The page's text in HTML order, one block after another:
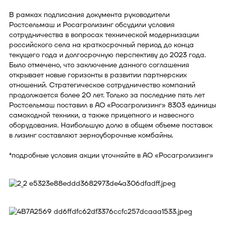
В рамках подписания документа руководители
Ростсельмаш и Росагролизинг обсудили условия
сотрудничества в вопросах технической модернизации
российского села на краткосрочный период до конца
текущего года и долгосрочную перспективу до 2023 года.
Было отмечено, что заключение данного соглашения
открывает новые горизонты в развитии партнерских
отношений. Стратегическое сотрудничество компаний
продолжается более 20 лет. Только за последние пять лет
Ростсельмаш поставил в АО «Росагролизинг» 8303 единицы
самоходной техники, а также прицепного и навесного
оборудования. Наибольшую долю в общем объеме поставок
в лизинг составляют зерноуборочные комбайны.
*подробные условия акции уточняйте в АО «Росагролизинг»